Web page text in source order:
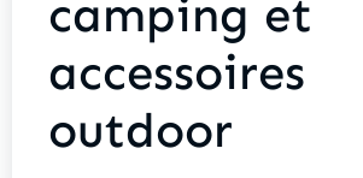
camping et
accessoires
outdoor